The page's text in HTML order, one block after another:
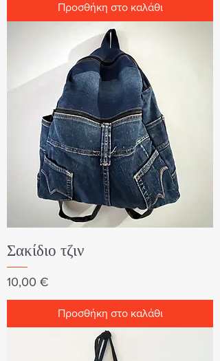
Προσθήκη στο καλάθι
Σακίδιο τζιν
Τιμή
10,00 €
Προσθήκη στο καλάθι